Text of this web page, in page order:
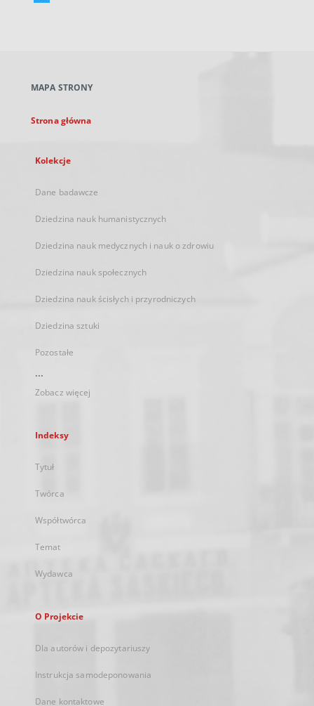
karcie
MAPA STRONY
Strona główna
Kolekcje
Dane badawcze
Dziedzina nauk humanistycznych
Dziedzina nauk medycznych i nauk o zdrowiu
Dziedzina nauk społecznych
Dziedzina nauk ścisłych i przyrodniczych
Dziedzina sztuki
Pozostałe
...
Zobacz więcej
Indeksy
Tytuł
Twórca
Współtwórca
Temat
Wydawca
O Projekcie
Dla autorów i depozytariuszy
Instrukcja samodeponowania
Dane kontaktowe